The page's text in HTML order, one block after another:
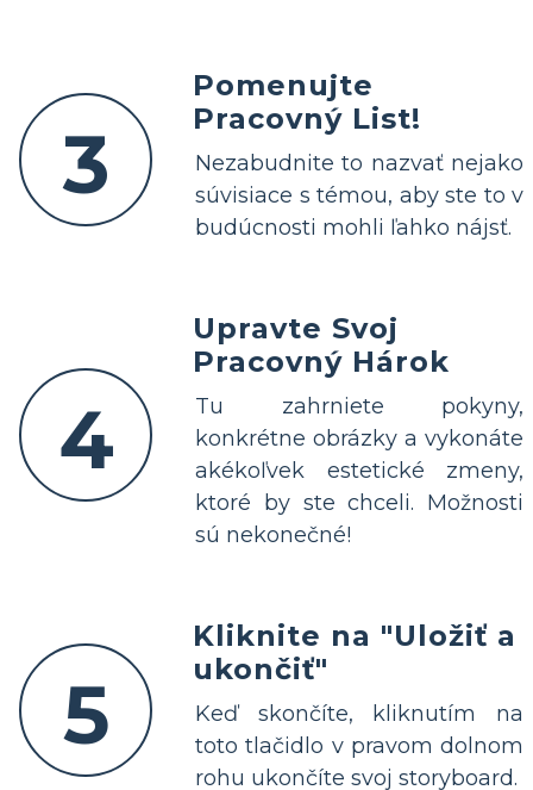
3
Pomenujte
Pracovný List!
Nezabudnite to nazvať nejako
súvisiace s témou, aby ste to v
budúcnosti mohli ľahko nájsť.
4
Upravte Svoj
Pracovný Hárok
Tu zahrniete pokyny,
konkrétne obrázky a vykonáte
akékoľvek estetické zmeny,
ktoré by ste chceli. Možnosti
sú nekonečné!
5
Kliknite na "Uložiť a
ukončiť"
Keď skončíte, kliknutím na
toto tlačidlo v pravom dolnom
rohu ukončíte svoj storyboard.